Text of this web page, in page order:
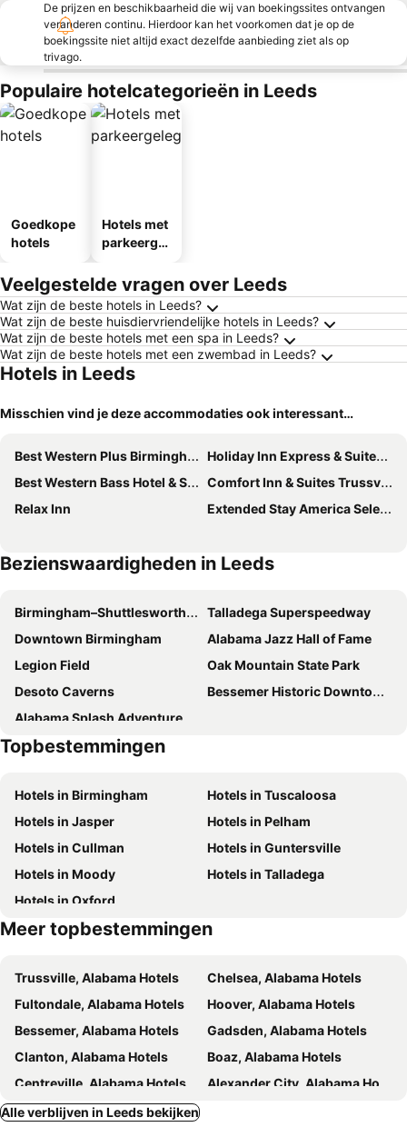
De prijzen en beschikbaarheid die wij van boekingssites ontvangen
veranderen continu. Hierdoor kan het voorkomen dat je op de
boekingssite niet altijd exact dezelfde aanbieding ziet als op
trivago.
Populaire hotelcategorieën in Leeds
Goedkope
hotels
Hotels met
parkeergel
Veelgestelde vragen over Leeds
Wat zijn de beste hotels in Leeds?
Wat zijn de beste huisdiervriendelijke hotels in Leeds?
Wat zijn de beste hotels met een spa in Leeds?
Wat zijn de beste hotels met een zwembad in Leeds?
Hotels in Leeds
Misschien vind je deze accommodaties ook interessant…
Best Western Plus Birmingham Inn & Suites
Holiday Inn Express & Suites Moody - Leeds By Ihg
Best Western Bass Hotel & Suites
Comfort Inn & Suites Trussville I-59 Exit 141
Relax Inn
Extended Stay America Select Suites - Birmingham - Inverness
Bezienswaardigheden in Leeds
Birmingham–Shuttlesworth International Airport
Talladega Superspeedway
Downtown Birmingham
Alabama Jazz Hall of Fame
Legion Field
Oak Mountain State Park
Desoto Caverns
Bessemer Historic Downtown District
Alabama Splash Adventure
Topbestemmingen
Hotels in Birmingham
Hotels in Tuscaloosa
Hotels in Jasper
Hotels in Pelham
Hotels in Cullman
Hotels in Guntersville
Hotels in Moody
Hotels in Talladega
Hotels in Oxford
Meer topbestemmingen
Trussville, Alabama Hotels
Chelsea, Alabama Hotels
Fultondale, Alabama Hotels
Hoover, Alabama Hotels
Bessemer, Alabama Hotels
Gadsden, Alabama Hotels
Clanton, Alabama Hotels
Boaz, Alabama Hotels
Centreville, Alabama Hotels
Alexander City, Alabama Hotels
Cottondale, Alabama Hotels
Alle verblijven in Leeds bekijken